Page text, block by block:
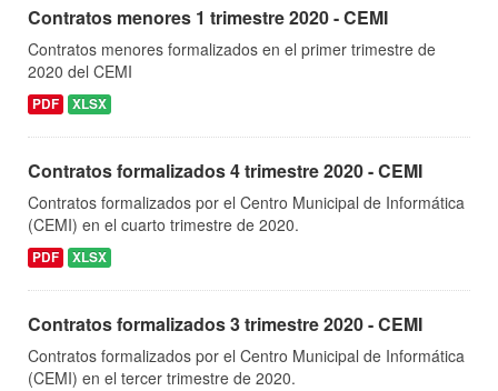
Contratos menores 1 trimestre 2020 - CEMI
Contratos menores formalizados en el primer trimestre de
2020 del CEMI
PDF XLSX
Contratos formalizados 4 trimestre 2020 - CEMI
Contratos formalizados por el Centro Municipal de Informática
(CEMI) en el cuarto trimestre de 2020.
PDF XLSX
Contratos formalizados 3 trimestre 2020 - CEMI
Contratos formalizados por el Centro Municipal de Informática
(CEMI) en el tercer trimestre de 2020.